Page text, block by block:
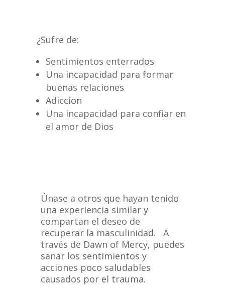
¿Sufre de:
Sentimientos enterrados
Una incapacidad para formar
buenas relaciones
Adiccion
Una incapacidad para confiar en
el amor de Dios
Únase a otros que hayan tenido
una experiencia similar y
compartan el deseo de
recuperar la masculinidad.
A
través de Dawn of Mercy, puedes
sanar los sentimientos y
acciones poco saludables
causados ​​por el trauma.